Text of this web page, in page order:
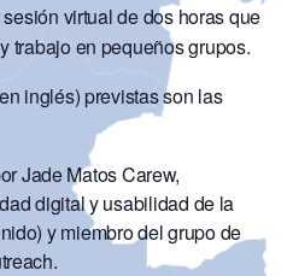
virtual de dos horas que
trabajo en pequeños grupos.
inglés) previstas son las
Jade Matos Carew,
digital y usabilidad de la
y miembro del grupo de